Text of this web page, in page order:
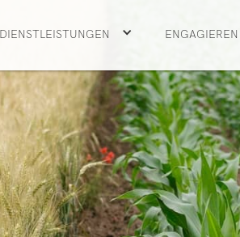
DIENSTLEISTUNGEN ENGAGIEREN